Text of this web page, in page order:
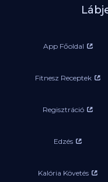
App Főoldal
Fitnesz Receptek
Regisztráció
Edzés
Kalória Követés